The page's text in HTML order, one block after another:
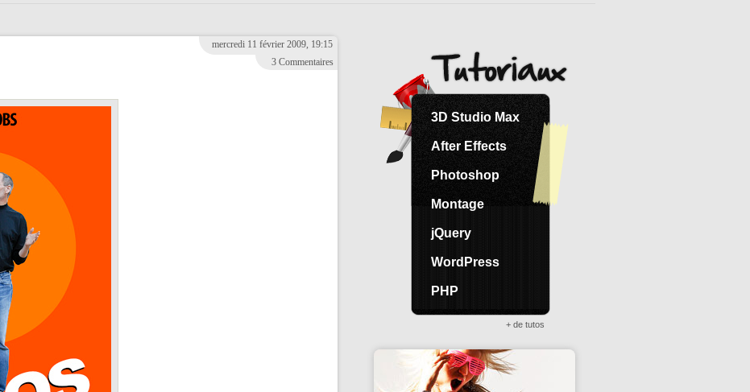
mercredi 11 février 2009, 19:15
3 Commentaires
3D Studio Max
After Effects
Photoshop
Montage
jQuery
WordPress
PHP
+ de tutos